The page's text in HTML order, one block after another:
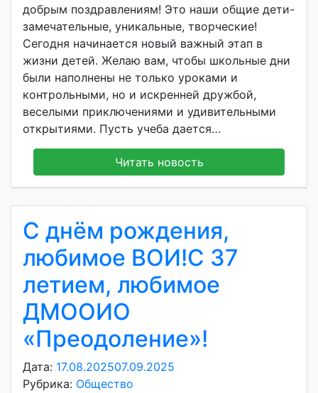
добрым поздравлениям! Это наши общие дети-
замечательные, уникальные, творческие!
Сегодня начинается новый важный этап в
жизни детей. Желаю вам, чтобы школьные дни
были наполнены не только уроками и
контрольными, но и искренней дружбой,
веселыми приключениями и удивительными
открытиями. Пусть учеба дается…
Читать новость
С днём рождения,
любимое ВОИ!С 37
летием, любимое
ДМООИО
«Преодоление»!
Дата: 17.08.202507.09.2025
Рубрика: Общество